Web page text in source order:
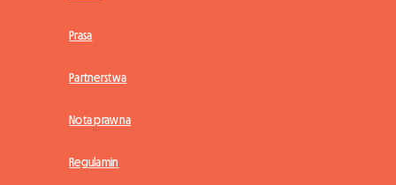
Prasa
Partnerstwa
Nota prawna
Regulamin